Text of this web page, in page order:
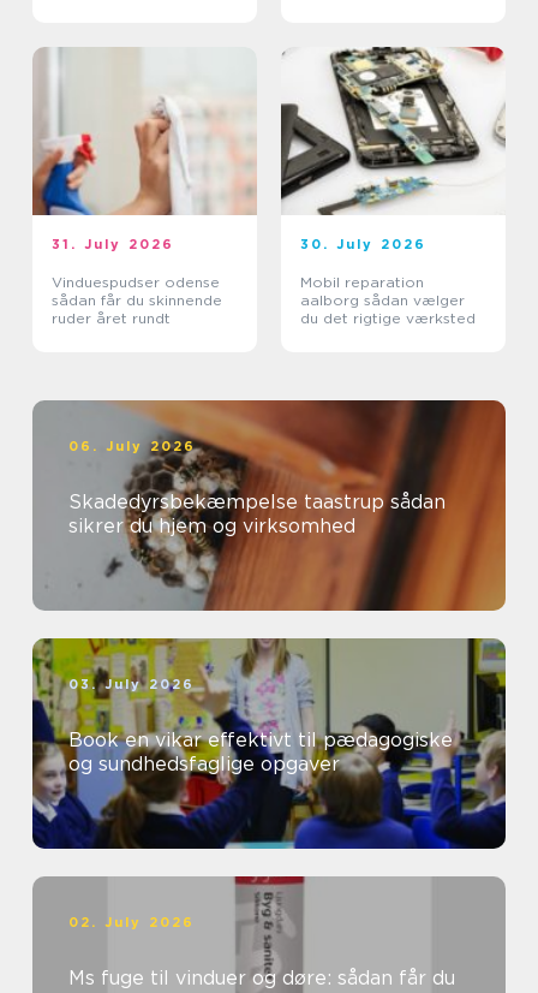
31. July 2026
Vinduespudser odense
sådan får du skinnende
ruder året rundt
30. July 2026
Mobil reparation
aalborg sådan vælger
du det rigtige værksted
06. July 2026
Skadedyrsbekæmpelse taastrup sådan
sikrer du hjem og virksomhed
03. July 2026
Book en vikar effektivt til pædagogiske
og sundhedsfaglige opgaver
02. July 2026
Ms fuge til vinduer og døre: sådan får du